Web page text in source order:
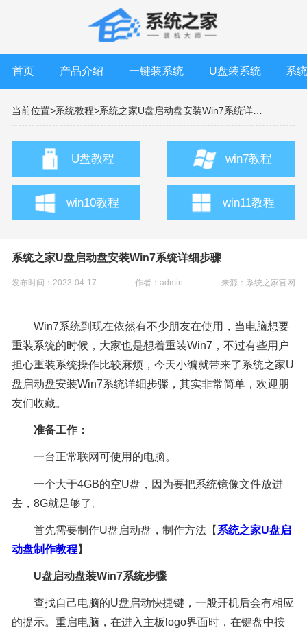
首页 产品介绍 一键装系统 U盘装系统 系
当前位置>系统教程> 系统之家U盘启动盘安装Win7系统详细步骤
U盘教程 win7教程
win10教程 win11教程
系统之家U盘启动盘安装Win7系统详细步骤
发布时间：2023-04-17 作者：admin 来源： 系统之家官网
Win7系统到现在依然有不少朋友在使用，当电脑想要
重装系统的时候，大家也是想着重装Win7，不过有些用户
担心重装系统操作比较麻烦，今天小编就带来了系统之家U
盘启动盘安装Win7系统详细步骤，其实非常简单，欢迎朋
友们收藏。
准备工作：
一台正常联网可使用的电脑。
一个大于4GB的空U盘，因为要把系统镜像文件放进
去，8G就足够了。
首先需要制作U盘启动盘，制作方法【 系统之家U盘启
动盘制作教程】
U盘启动盘装Win7系统步骤
查找自己电脑的U盘启动快捷键，一般开机后会有相应
的提示。重启电脑，在进入主板logo界面时，在键盘中按